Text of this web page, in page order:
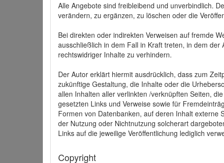
Alle Angebote sind freibleibend und unverbindlich.
verändern, zu ergänzen, zu löschen oder die
Bei direkten oder indirekten Verweisen auf fremde
ausschließlich in dem Fall in Kraft treten, in dem
rechtswidriger Inhalte zu verhindern.
Der Autor erklärt hiermit ausdrücklich, dass zum
zukünftige Gestaltung, die Inhalte oder die
allen Inhalten aller verlinkten /verknüpften Seiten,
gesetzten Links und Verweise sowie für
Formen von Datenbanken, auf deren Inhalt externe
der Nutzung oder Nichtnutzung solcherart
Links auf die jeweilige Veröffentlichung lediglich
Copyright